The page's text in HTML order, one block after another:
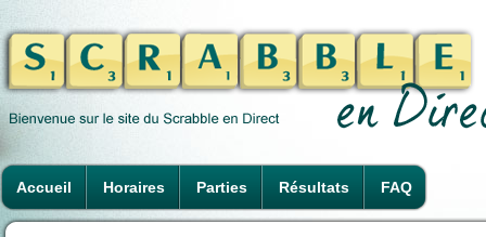
Accueil Horaires Parties Résultats FAQ